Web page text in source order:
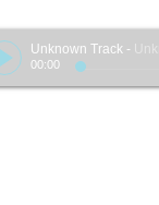
Unknown Track -
00:00